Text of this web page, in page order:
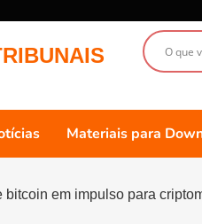
Materiais para
bitcoin em impulso para